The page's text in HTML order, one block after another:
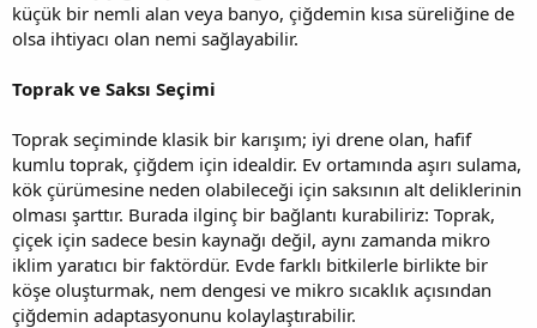
küçük bir nemli alan veya banyo, çiğdemin kısa süreliğine de
olsa ihtiyacı olan nemi sağlayabilir.
Toprak ve Saksı Seçimi
Toprak seçiminde klasik bir karışım; iyi drene olan, hafif
kumlu toprak, çiğdem için idealdir. Ev ortamında aşırı sulama,
kök çürümesine neden olabileceği için saksının alt deliklerinin
olması şarttır. Burada ilginç bir bağlantı kurabiliriz: Toprak,
çiçek için sadece besin kaynağı değil, aynı zamanda mikro
iklim yaratıcı bir faktördür. Evde farklı bitkilerle birlikte bir
köşe oluşturmak, nem dengesi ve mikro sıcaklık açısından
çiğdemin adaptasyonunu kolaylaştırabilir.